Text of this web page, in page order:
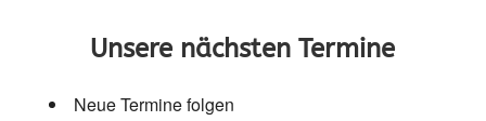
Unsere nächsten Termine
Neue Termine folgen